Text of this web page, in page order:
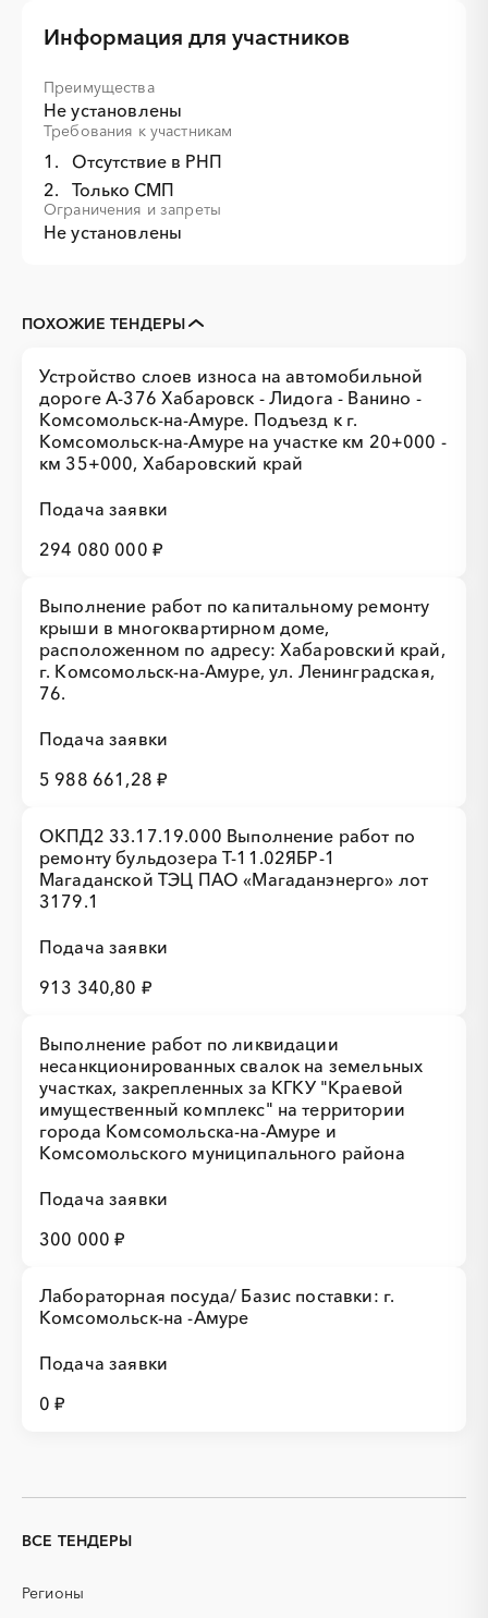
Информация для участников
Преимущества
Не установлены
Требования к участникам
Отсутствие в РНП
Только СМП
Ограничения и запреты
Не установлены
ПОХОЖИЕ ТЕНДЕРЫ
Устройство слоев износа на автомобильной
дороге А-376 Хабаровск - Лидога - Ванино -
Комсомольск-на-Амуре. Подъезд к г.
Комсомольск-на-Амуре на участке км 20+000 -
км 35+000, Хабаровский край
Подача заявки
294 080 000 ₽
Выполнение работ по капитальному ремонту
крыши в многоквартирном доме,
расположенном по адресу: Хабаровский край,
г. Комсомольск-на-Амуре, ул. Ленинградская,
76.
Подача заявки
5 988 661,28 ₽
ОКПД2 33.17.19.000 Выполнение работ по
ремонту бульдозера Т-11.02ЯБР-1
Магаданской ТЭЦ ПАО «Магаданэнерго» лот
3179.1
Подача заявки
913 340,80 ₽
Выполнение работ по ликвидации
несанкционированных свалок на земельных
участках, закрепленных за КГКУ "Краевой
имущественный комплекс" на территории
города Комсомольска-на-Амуре и
Комсомольского муниципального района
Подача заявки
300 000 ₽
Лабораторная посуда/ Базис поставки: г.
Комсомольск-на -Амуре
Подача заявки
0 ₽
ВСЕ ТЕНДЕРЫ
Регионы